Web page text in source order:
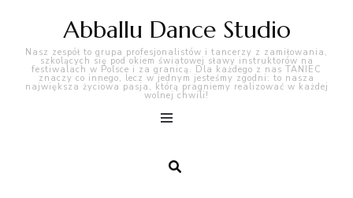
Abballu Dance Studio
Nasz zespół to grupa profesjonalistów i tancerzy z zamiłowania,
szkolących się pod okiem światowej sławy instruktorów na
festiwalach w Polsce i za granicą. Dla każdego z nas TANIEC
znaczy co innego, lecz w jednym jesteśmy zgodni: to nasza
największa życiowa pasja, którą pragniemy realizować w każdej
wolnej chwili!